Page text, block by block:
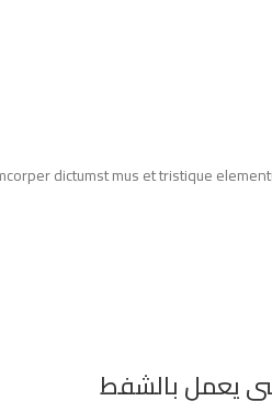
dictumst mus et tristique
يعمل بالشفط